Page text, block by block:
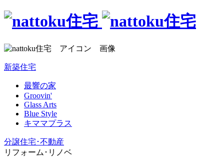
新築住宅
最響の家
Groovin'
Glass Arts
Blue Style
キママプラス
分譲住宅･不動産
リフォーム･リノベ